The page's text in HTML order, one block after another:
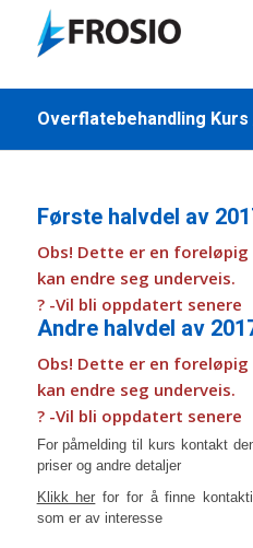
Overflatebehandling Kurs
Første halvdel av
Obs! Dette er en foreløpig
kan endre seg underveis.
? -Vil bli oppdatert senere
Andre halvdel av
Obs! Dette er en foreløpig
kan endre seg underveis.
? -Vil bli oppdatert senere
For påmelding til kurs kontakt
priser og andre detaljer
Klikk her for for å finne
som er av interesse